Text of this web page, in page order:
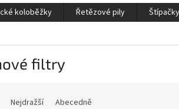
koloběžky Řetězové pily
filtry
Nejdražší Abecedně